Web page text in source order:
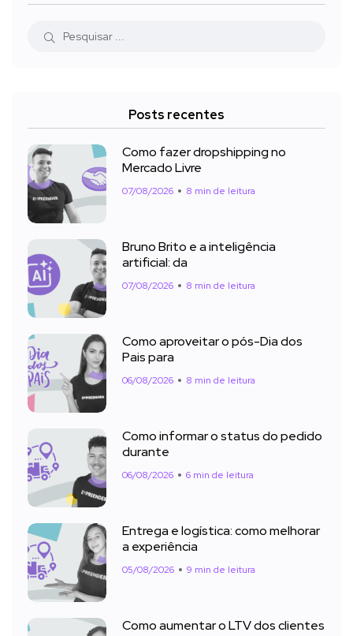
Posts recentes
Como fazer dropshipping no
Mercado Livre
07/08/2026 8 min de leitura
Bruno Brito e a inteligência
artificial: da
07/08/2026 8 min de leitura
Como aproveitar o pós-Dia dos
Pais para
06/08/2026 8 min de leitura
Como informar o status do pedido
durante
06/08/2026 6 min de leitura
Entrega e logística: como melhorar
a experiência
05/08/2026 9 min de leitura
Como aumentar o LTV dos clientes